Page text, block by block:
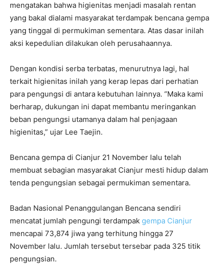
mengatakan bahwa higienitas menjadi masalah rentan
yang bakal dialami masyarakat terdampak bencana gempa
yang tinggal di permukiman sementara. Atas dasar inilah
aksi kepedulian dilakukan oleh perusahaannya.
Dengan kondisi serba terbatas, menurutnya lagi, hal
terkait higienitas inilah yang kerap lepas dari perhatian
para pengungsi di antara kebutuhan lainnya. “Maka kami
berharap, dukungan ini dapat membantu meringankan
beban pengungsi utamanya dalam hal penjagaan
higienitas,” ujar Lee Taejin.
Bencana gempa di Cianjur 21 November lalu telah
membuat sebagian masyarakat Cianjur mesti hidup dalam
tenda pengungsian sebagai permukiman sementara.
Badan Nasional Penanggulangan Bencana sendiri
mencatat jumlah pengungi terdampak gempa Cianjur
mencapai 73,874 jiwa yang terhitung hingga 27
November lalu. Jumlah tersebut tersebar pada 325 titik
pengungsian.